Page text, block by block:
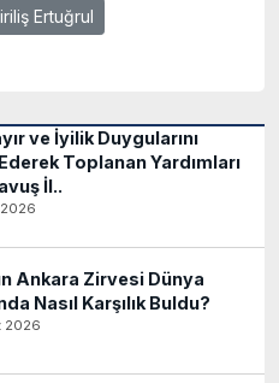
Ertuğrul
ve İyilik Duygularını
Toplanan Yardımları
İl..
Ankara Zirvesi Dünya
Nasıl Karşılık Buldu?
2026